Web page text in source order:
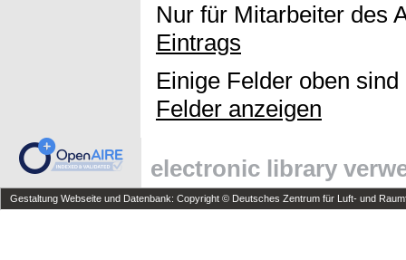
Nur für Mitarbeiter des
Eintrags
Einige Felder oben
Felder anzeigen
electronic library
Gestaltung Webseite und Datenbank: Copyright © Deutsches Zentrum für Luft- und